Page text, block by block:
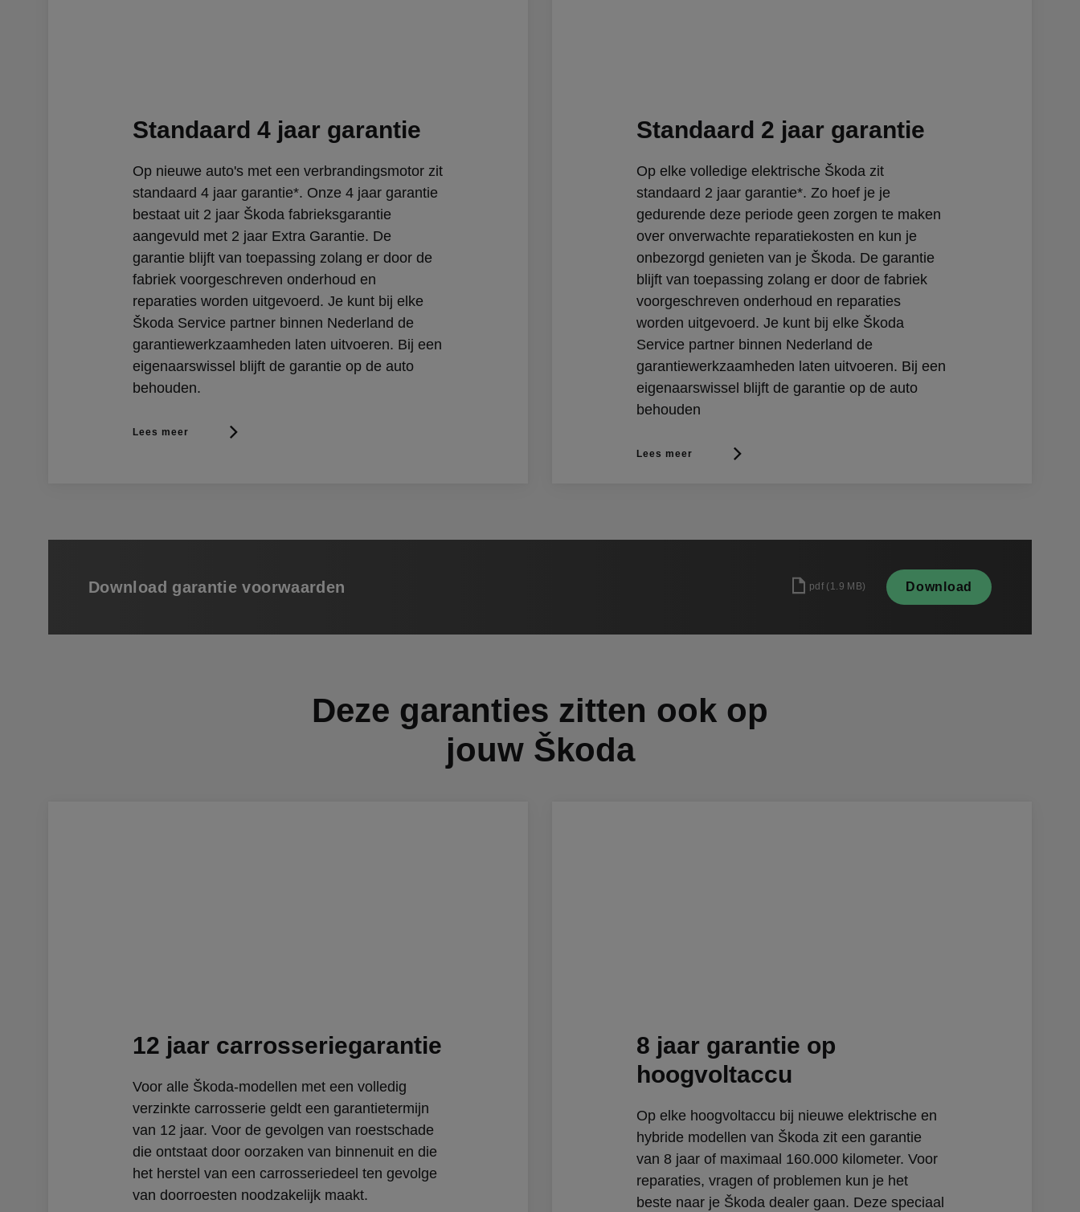
Standaard 4 jaar garantie
Op nieuwe auto's met een verbrandingsmotor zit
standaard 4 jaar garantie*. Onze 4 jaar garantie
bestaat uit 2 jaar Škoda fabrieksgarantie
aangevuld met 2 jaar Extra Garantie. De
garantie blijft van toepassing zolang er door de
fabriek voorgeschreven onderhoud en
reparaties worden uitgevoerd. Je kunt bij elke
Škoda Service partner binnen Nederland de
garantiewerkzaamheden laten uitvoeren. Bij een
eigenaarswissel blijft de garantie op de auto
behouden.
Lees meer
Standaard 2 jaar garantie
Op elke volledige elektrische Škoda zit
standaard 2 jaar garantie*. Zo hoef je je
gedurende deze periode geen zorgen te maken
over onverwachte reparatiekosten en kun je
onbezorgd genieten van je Škoda. De garantie
blijft van toepassing zolang er door de fabriek
voorgeschreven onderhoud en reparaties
worden uitgevoerd. Je kunt bij elke Škoda
Service partner binnen Nederland de
garantiewerkzaamheden laten uitvoeren. Bij een
eigenaarswissel blijft de garantie op de auto
behouden
Lees meer
Download garantie voorwaarden pdf (1.9 MB) Download
Deze garanties zitten ook op
jouw Škoda
12 jaar carrosseriegarantie
Voor alle Škoda-modellen met een volledig
verzinkte carrosserie geldt een garantietermijn
van 12 jaar. Voor de gevolgen van roestschade
die ontstaat door oorzaken van binnenuit en die
het herstel van een carrosseriedeel ten gevolge
van doorroesten noodzakelijk maakt.
8 jaar garantie op
hoogvoltaccu
Op elke hoogvoltaccu bij nieuwe elektrische en
hybride modellen van Škoda zit een garantie
van 8 jaar of maximaal 160.000 kilometer. Voor
reparaties, vragen of problemen kun je het
beste naar je Škoda dealer gaan. Deze speciaal